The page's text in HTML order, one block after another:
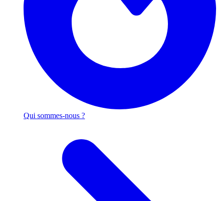
Qui sommes-nous ?